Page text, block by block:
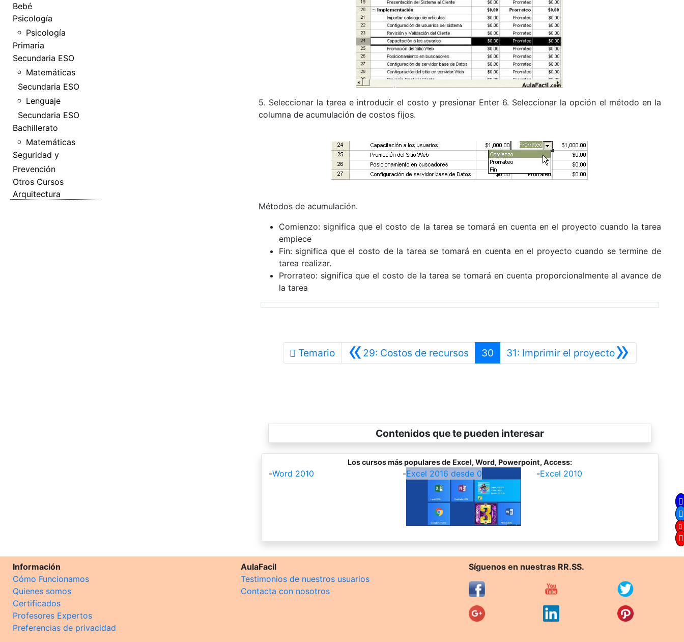
Bebé
Psicología
Psicología
Primaria
Secundaria ESO
Matemáticas
Secundaria ESO
Lenguaje
Secundaria ESO
Bachillerato
Matemáticas
Seguridad y
Prevención
Otros Cursos
Arquitectura
5. Seleccionar la tarea e introducir el costo y presionar Enter 6. Seleccionar la opción el método en la
columna de acumulación de costos fijos.
Métodos de acumulación.
Comienzo: significa que el costo de la tarea se tomará en cuenta en el proyecto cuando la tarea
empiece
Fin: significa que el costo de la tarea se tomará en cuenta en el proyecto cuando se termine de
tarea realizar.
Prorrateo: significa que el costo de la tarea se tomará en cuenta proporcionalmente al avance de
la tarea
Temario «29: Costos de recursosAnterior
30 »
31: Imprimir el proyectoSiguiente
Contenidos que te pueden interesar
Los cursos más populares de Excel, Word, Powerpoint, Access:
-Word 2010 -Excel 2016 desde 0 -Excel 2010
Información
Cómo Funcionamos
Quienes somos
Certificados
Profesores Expertos
Preferencias de privacidad
AulaFacil
Testimonios de nuestros usuarios
Contacta con nosotros
Síguenos en nuestras RR.SS.